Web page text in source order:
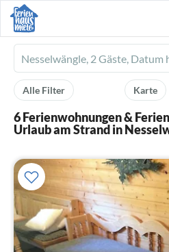
Ferienhausmiete
logo
Karte
Alle Filter
6 Ferienwohnungen &
Urlaub am Strand in